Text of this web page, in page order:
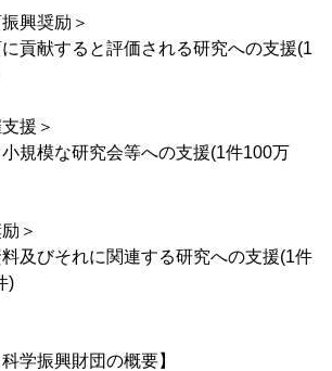
興奨励＞
貢献すると評価される研究への支援(1
援＞
規模な研究会等への支援(1件100万
＞
及びそれに関連する研究への支援(1件
)
学振興財団の概要】